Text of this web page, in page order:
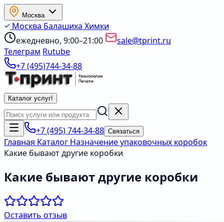
Москва
Москва Балашиха Химки
ежедневно, 9:00–21:00
sale@tprint.ru
Телеграм Rutube
+7 (495)744-34-88
Каталог услуг!
+7 (495) 744-34-88 Связаться
Главная Каталог Назначение упаковочных коробок
Какие бывают другие коробки
Какие бывают другие коробки
Оставить отзыв